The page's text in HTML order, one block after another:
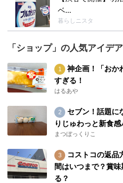
ベ...
暮らしニスタ
「ショップ」の人気アイデア
神企画！「おか
すぎる！
はるあや
セブン！話題に
りじゅわっと新食感
まつぼっくりこ
コストコの返品
間はいつまで？賞
る？